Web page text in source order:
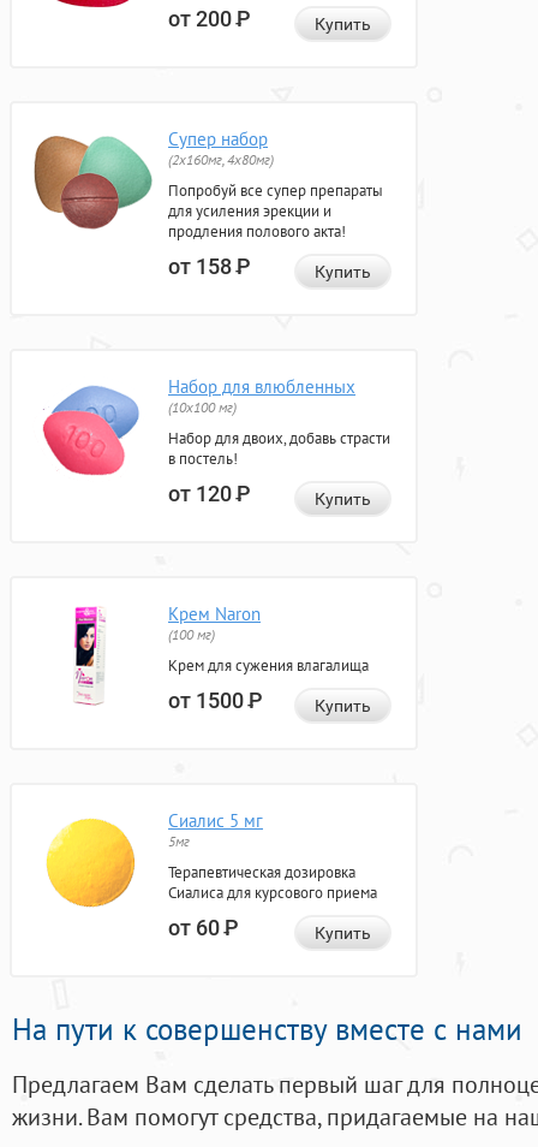
от 200Р Купить
Супер набор
(2х160мг, 4х80мг)
Попробуй все супер препараты
для усиления эрекции и
продления полового акта!
от 158Р Купить
Набор для влюбленных
(10х100 мг)
Набор для двоих, добавь страсти
в постель!
от 120Р Купить
Крем Naron
(100 мг)
Крем для сужения влагалища
от 1500Р Купить
Сиалис 5 мг
5мг
Терапевтическая дозировка
Сиалиса для курсового приема
от 60Р Купить
На пути к совершенству вместе с нами
Предлагаем Вам сделать первый шаг для
жизни. Вам помогут средства, придагаемые на